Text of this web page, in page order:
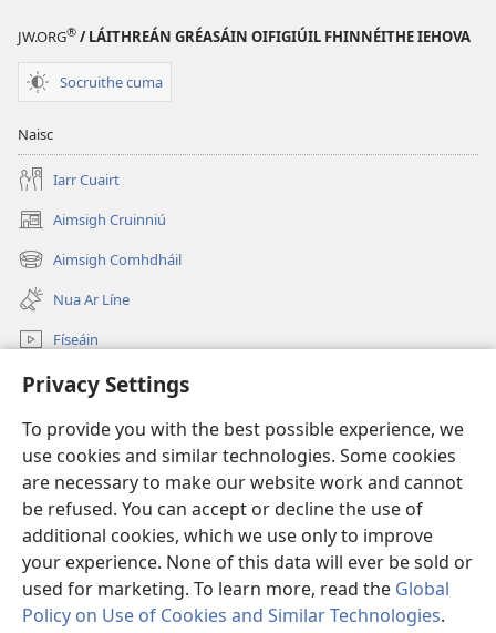
Privacy Settings
To provide you with the best possible experience, we
use cookies and similar technologies. Some cookies
are necessary to make our website work and cannot
be refused. You can accept or decline the use of
additional cookies, which we use only to improve
your experience. None of this data will ever be sold or
used for marketing. To learn more, read the Global
Policy on Use of Cookies and Similar Technologies.
JW.ORG® / LÁITHREÁN GRÉASÁIN OIFIGIÚIL FHINNÉITHE IEHOVA
Socruithe cuma
Naisc
Iarr Cuairt
Aimsigh Cruinniú
(opens
new
window)
Aimsigh Comhdháil
(opens
new
window)
Nua Ar Líne
Físeáin
Cuardaigh
Síntiúis
(opens
new
window)Watchtower—Leabharlann ar Líne
(opens
new
window)JW Hub ®
(opens
new
window)